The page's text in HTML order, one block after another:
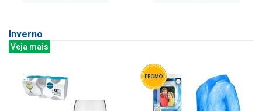
Inverno
Veja mais